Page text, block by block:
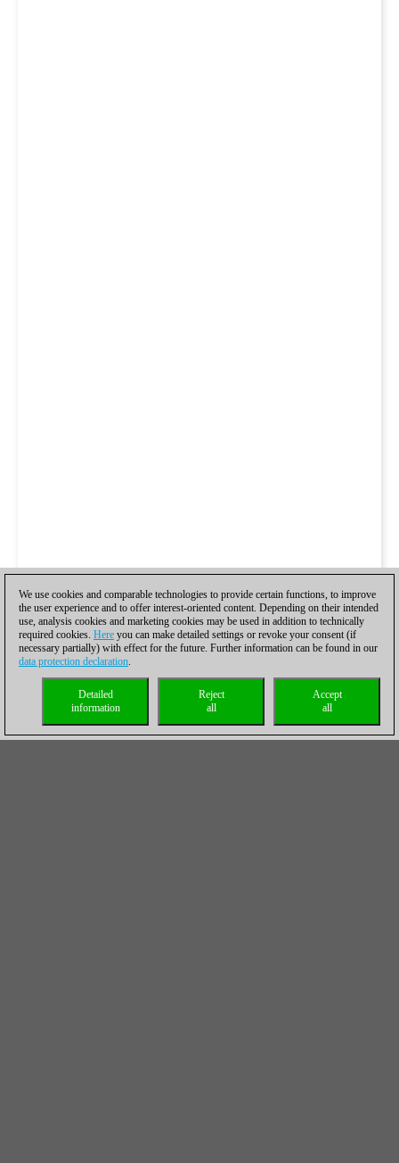
We use cookies and comparable technologies to provide certain functions, to improve
the user experience and to offer interest-oriented content. Depending on their intended
use, analysis cookies and marketing cookies may be used in addition to technically
required cookies. Here you can make detailed settings or revoke your consent (if
necessary partially) with effect for the future. Further information can be found in our
data protection declaration.
Accept
all
Reject
all
Detailed
information